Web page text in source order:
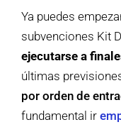
Ya puedes
subvenciones Kit
ejecutarse a
últimas
por orden de
fundamental ir